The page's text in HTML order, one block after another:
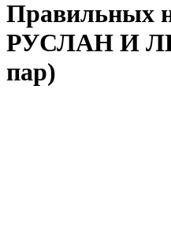
Правильных
РУСЛАН И
пар)